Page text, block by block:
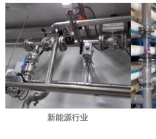
新能源行业